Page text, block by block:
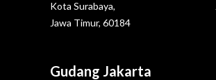
Kota Surabaya,
Jawa Timur, 60184
Gudang Jakarta